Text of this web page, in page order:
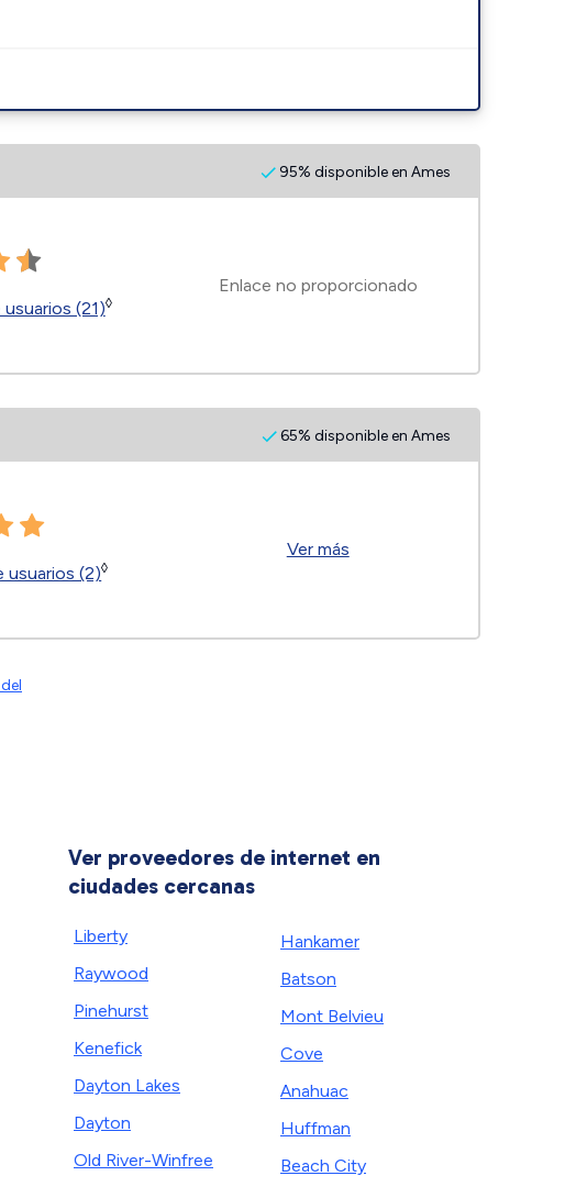
95% disponible en Ames
(21)◊
Enlace no proporcionado
65% disponible en Ames
usuarios (2)◊
Ver más
Ver proveedores de internet en
ciudades cercanas
Liberty
Raywood
Pinehurst
Kenefick
Dayton Lakes
Dayton
Old River-Winfree
Hankamer
Batson
Mont Belvieu
Cove
Anahuac
Huffman
Beach City